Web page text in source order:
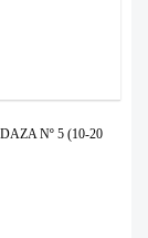
Nº 5 (10-20